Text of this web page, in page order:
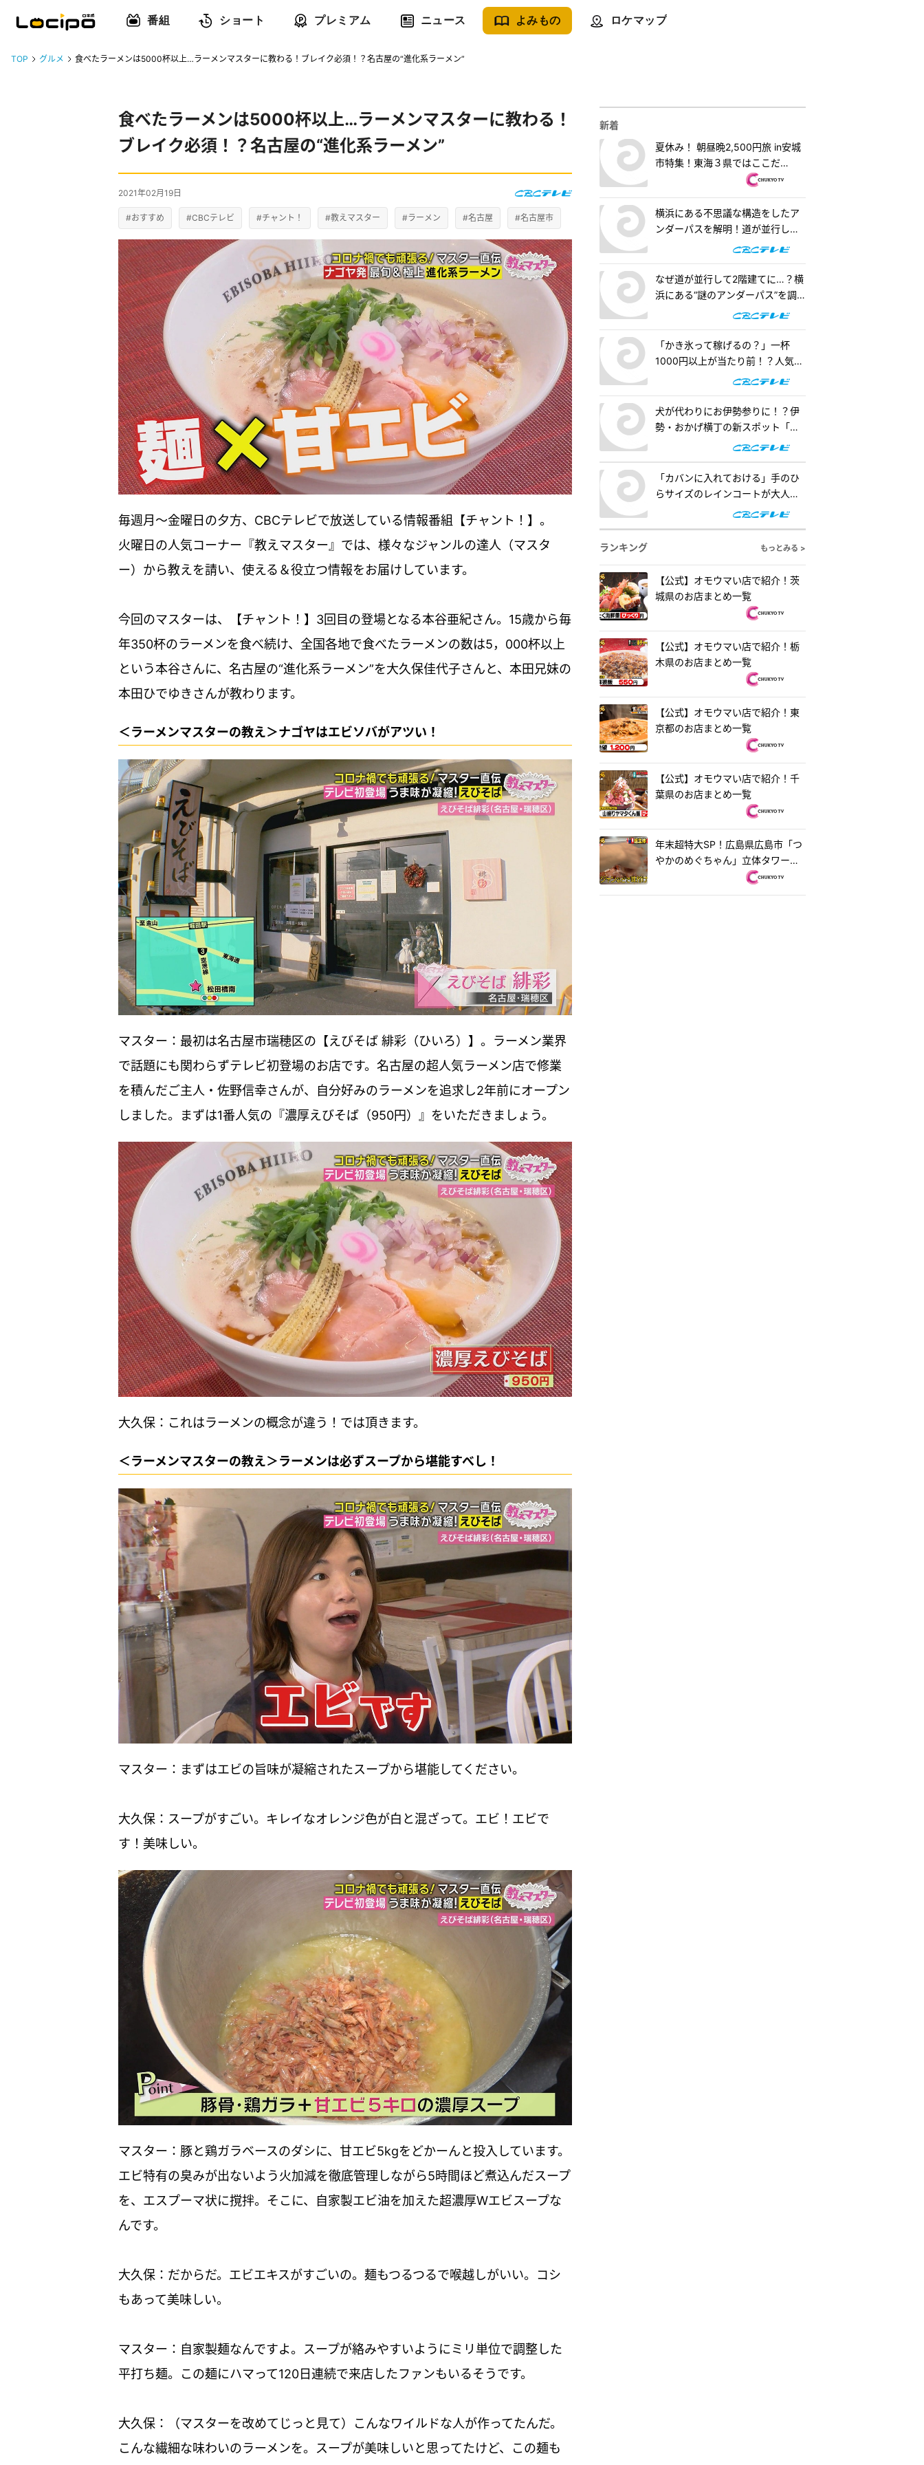
番組 ショート プレミアム ニュース よみもの ロケマップ
TOP グルメ 食べたラーメンは5000杯以上…ラーメンマスターに教わる！ブレイク必須！？名古屋の“進化系ラーメン”
食べたラーメンは5000杯以上…ラーメンマスターに教わる！
ブレイク必須！？名古屋の“進化系ラーメン”
2021年02月19日
#おすすめ #CBCテレビ #チャント！ #教えマスター #ラーメン #名古屋 #名古屋市
毎週月～金曜日の夕方、CBCテレビで放送している情報番組【チャント！】。
火曜日の人気コーナー『教えマスター』では、様々なジャンルの達人（マスタ
ー）から教えを請い、使える＆役立つ情報をお届けしています。
今回のマスターは、【チャント！】3回目の登場となる本谷亜紀さん。15歳から毎
年350杯のラーメンを食べ続け、全国各地で食べたラーメンの数は5，000杯以上
という本谷さんに、名古屋の“進化系ラーメン”を大久保佳代子さんと、本田兄妹の
本田ひでゆきさんが教わります。
＜ラーメンマスターの教え＞ナゴヤはエビソバがアツい！
マスター：最初は名古屋市瑞穂区の【えびそば 緋彩（ひいろ）】。ラーメン業界
で話題にも関わらずテレビ初登場のお店です。名古屋の超人気ラーメン店で修業
を積んだご主人・佐野信幸さんが、自分好みのラーメンを追求し2年前にオープン
しました。まずは1番人気の『濃厚えびそば（950円）』をいただきましょう。
大久保：これはラーメンの概念が違う！では頂きます。
＜ラーメンマスターの教え＞ラーメンは必ずスープから堪能すべし！
マスター：まずはエビの旨味が凝縮されたスープから堪能してください。
大久保：スープがすごい。キレイなオレンジ色が白と混ざって。エビ！エビで
す！美味しい。
マスター：豚と鶏ガラベースのダシに、甘エビ5kgをどかーんと投入しています。
エビ特有の臭みが出ないよう火加減を徹底管理しながら5時間ほど煮込んだスープ
を、エスプーマ状に撹拌。そこに、自家製エビ油を加えた超濃厚Wエビスープな
んです。
大久保：だからだ。エビエキスがすごいの。麺もつるつるで喉越しがいい。コシ
もあって美味しい。
マスター：自家製麺なんですよ。スープが絡みやすいようにミリ単位で調整した
平打ち麺。この麺にハマって120日連続で来店したファンもいるそうです。
大久保：（マスターを改めてじっと見て）こんなワイルドな人が作ってたんだ。
こんな繊細な味わいのラーメンを。スープが美味しいと思ってたけど、この麺も
新着
夏休み！ 朝昼晩2,500円旅 in安城
市特集！東海３県ではここだ
け！？「はなまるうどん×吉野家
コラボで可能性は無限大！＆「福
来源」で食べられる安城の新名物
横浜にある不思議な構造をしたア
ンダーパスを解明！道が並行して2
階建てになったワケとは『道との
なぜ道が並行して2階建てに…？横
浜にある“謎のアンダーパス”を調
査！『道との遭遇』
「かき氷って稼げるの？」一杯
1000円以上が当たり前！？人気店
の懐事情をリサーチ『チャン
犬が代わりにお伊勢参りに！？伊
勢・おかげ横丁の新スポット「オ
カゲ屋敷」で“おかげ犬”を体験
「カバンに入れておける」手のひ
らサイズのレインコートが大人
気！「ダイソー」で買える夏の便
ランキング
もっとみる >
【公式】オモウマい店で紹介！茨
城県のお店まとめ一覧
【公式】オモウマい店で紹介！栃
木県のお店まとめ一覧
【公式】オモウマい店で紹介！東
京都のお店まとめ一覧
【公式】オモウマい店で紹介！千
葉県のお店まとめ一覧
年末超特大SP！広島県広島市「つ
やかのめぐちゃん」立体タワーお
好み焼き＆茨城県水戸市「ラーメ